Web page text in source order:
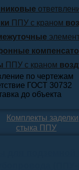
ППУ с краном
ППУ с краном
Комплекты заделки
стыка ППУ